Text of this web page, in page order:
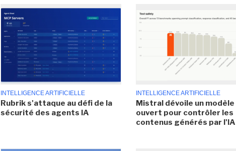
INTELLIGENCE ARTIFICIELLE
Rubrik s'attaque au défi de la
sécurité des agents IA
INTELLIGENCE ARTIFICIELLE
Mistral dévoile un modèle
ouvert pour contrôler les
contenus générés par l'IA